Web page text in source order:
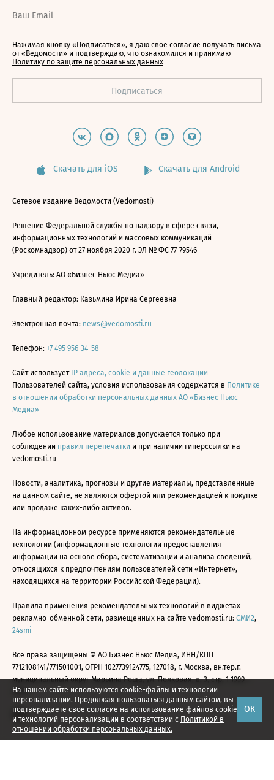
На нашем сайте используются cookie-файлы и технологии
персонализации. Продолжая пользоваться данным сайтом, вы
подтверждаете свое согласие на использование файлов cookie
и технологий персонализации в соответствии с Политикой в
отношении обработки персональных данных.
ОК
Нажимая кнопку «Подписаться», я даю свое согласие получать письма
от «Ведомости» и подтверждаю, что ознакомился и принимаю
Политику по защите персональных данных
Скачать для iOS Скачать для Android
Сетевое издание Ведомости (Vedomosti)
Решение Федеральной службы по надзору в сфере связи,
информационных технологий и массовых коммуникаций
(Роскомнадзор) от 27 ноября 2020 г. ЭЛ № ФС 77-79546
Учредитель: АО «Бизнес Ньюс Медиа»
Главный редактор: Казьмина Ирина Сергеевна
Электронная почта: news@vedomosti.ru
Телефон: +7 495 956-34-58
Сайт использует IP адреса, cookie и данные геолокации
Пользователей сайта, условия использования содержатся в Политике
в отношении обработки персональных данных АО «Бизнес Ньюс
Медиа»
Любое использование материалов допускается только при
соблюдении правил перепечатки и при наличии гиперссылки на
vedomosti.ru
Новости, аналитика, прогнозы и другие материалы, представленные
на данном сайте, не являются офертой или рекомендацией к покупке
или продаже каких-либо активов.
На информационном ресурсе применяются рекомендательные
технологии (информационные технологии предоставления
информации на основе сбора, систематизации и анализа сведений,
относящихся к предпочтениям пользователей сети «Интернет»,
находящихся на территории Российской Федерации).
Правила применения рекомендательных технологий в виджетах
рекламно-обменной сети, размещенных на сайте vedomosti.ru: СМИ2,
24smi
Все права защищены © АО Бизнес Ньюс Медиа, ИНН/КПП
7712108141/771501001, ОГРН 1027739124775, 127018, г. Москва, вн.тер.г.
муниципальный округ Марьина Роща, ул. Полковая, д. 3, стр. 1 1999—
2026